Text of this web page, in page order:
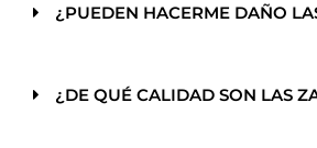
¿PUEDEN HACERME DAÑO
¿DE QUÉ CALIDAD SON LAS